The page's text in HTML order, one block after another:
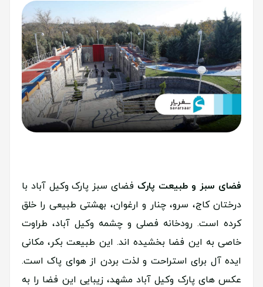
فضای سبز و طبیعت پارک فضای سبز پارک وکیل آباد با
درختان کاج، سرو، چنار و ارغوان، بهشتی طبیعی را خلق
کرده است. رودخانه فصلی و چشمه وکیل آباد، طراوت
خاصی به این فضا بخشیده اند. این طبیعت بکر، مکانی
ایده آل برای استراحت و لذت بردن از هوای پاک است.
عکس های پارک وکیل آباد مشهد، زیبایی این فضا را به